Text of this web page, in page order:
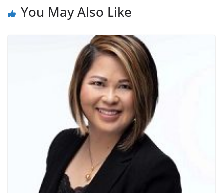
You May Also Like